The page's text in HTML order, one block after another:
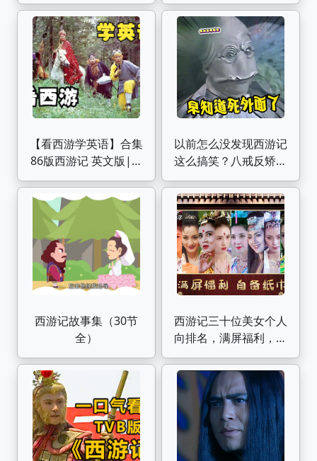
【看西游学英语】合集
86版西游记 英文版|英
语口语练习
以前怎么没发现西游记
这么搞笑？八戒反矫情
达人，这剧废话文学鼻
祖
西游记故事集（30节
全）
西游记三十位美女个人
向排名，满屏福利，自
备纸巾